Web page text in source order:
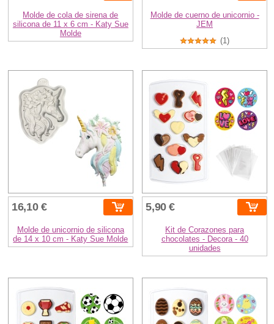
Molde de cola de sirena de
silicona de 11 x 6 cm - Katy Sue
Molde
Molde de cuerno de unicornio -
JEM
(1)
16,10 €
Molde de unicornio de silicona
de 14 x 10 cm - Katy Sue Molde
5,90 €
Kit de Corazones para
chocolates - Decora - 40
unidades